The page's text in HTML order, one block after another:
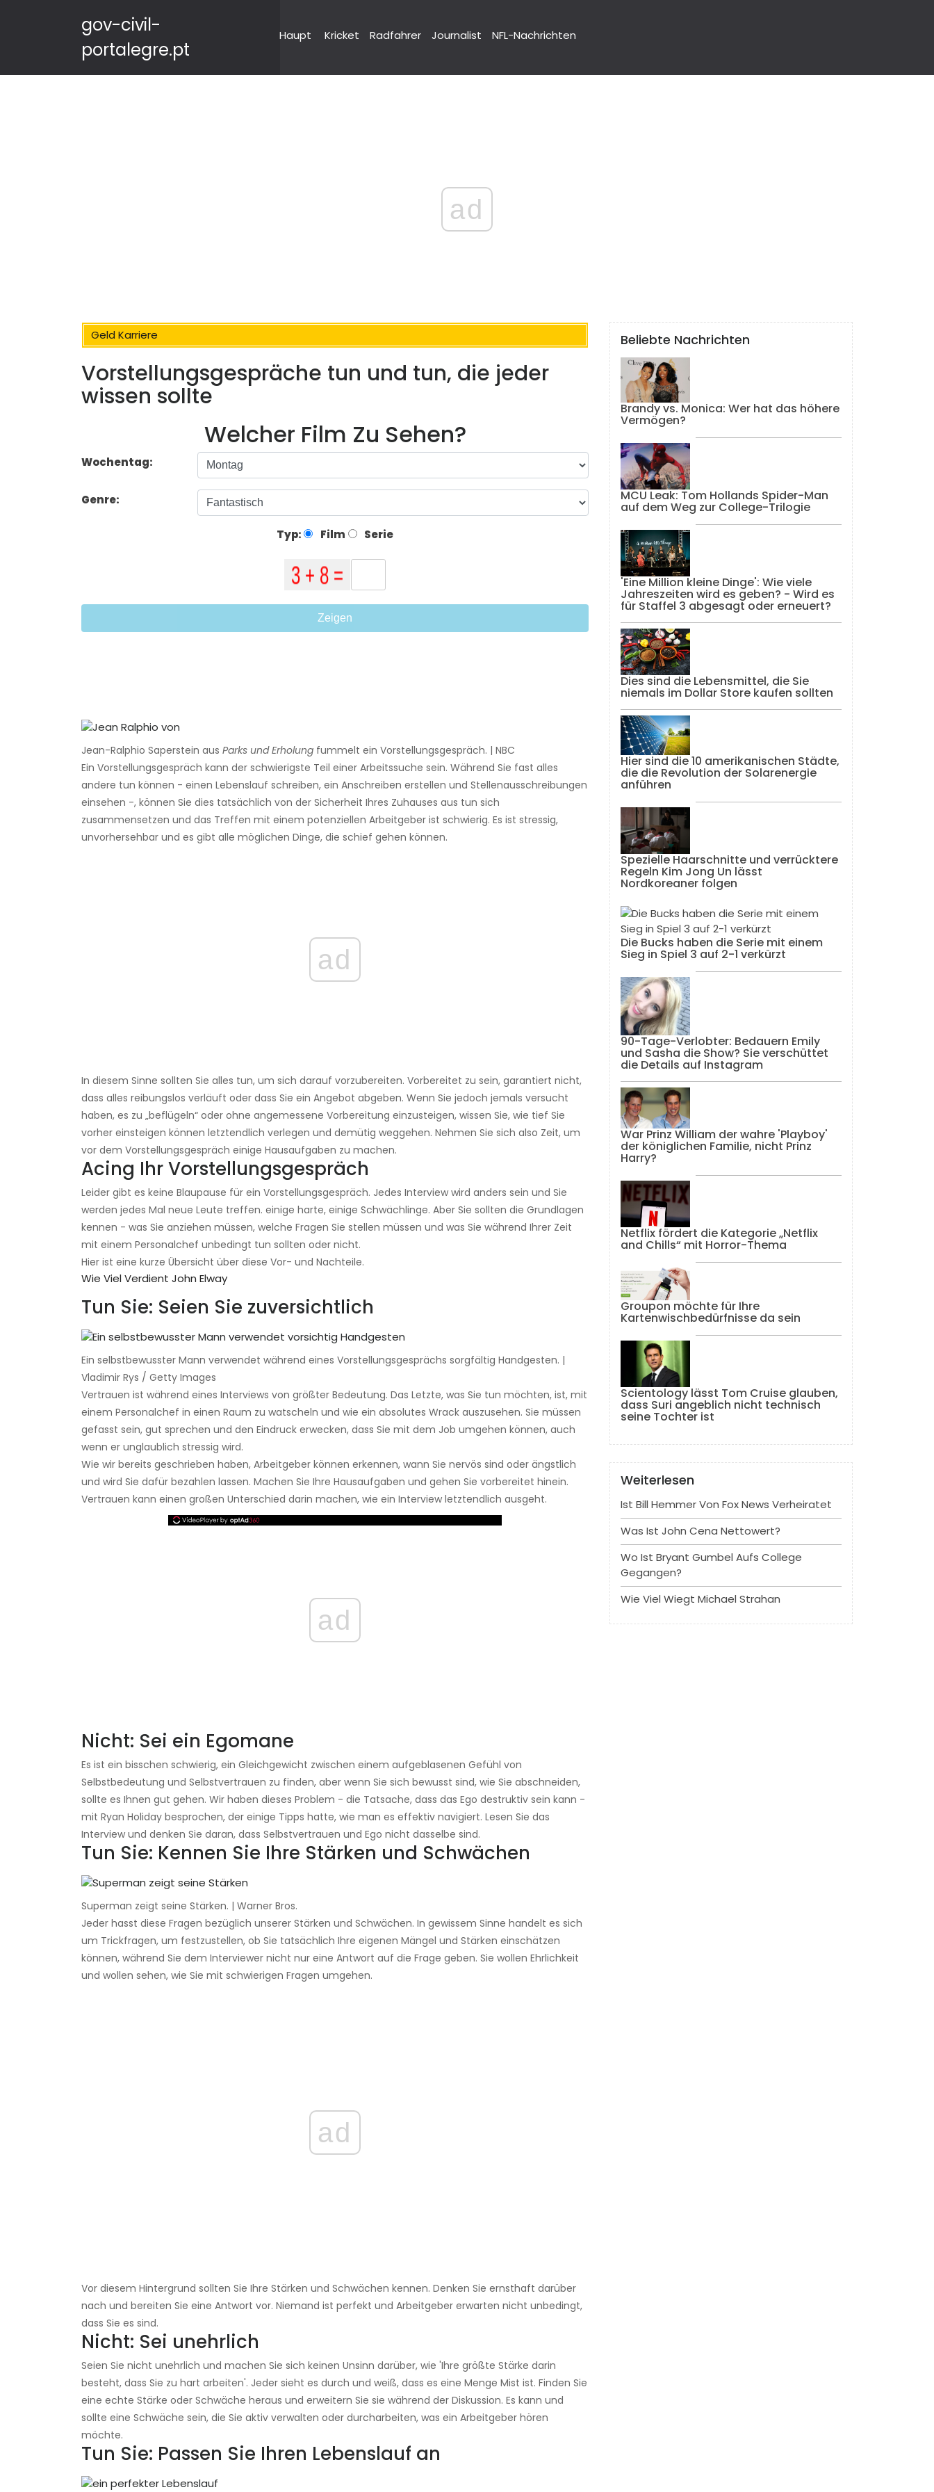
gov-civil-
portalegre.pt
Haupt Kricket Radfahrer Journalist NFL-Nachrichten
ad
Geld Karriere
Vorstellungsgespräche tun und tun, die jeder
wissen sollte
Welcher Film Zu Sehen?
Wochentag:
Genre:
Typ: Film Serie
Zeigen
Jean-Ralphio Saperstein aus Parks und Erholung fummelt ein Vorstellungsgespräch. | NBC
Ein Vorstellungsgespräch kann der schwierigste Teil einer Arbeitssuche sein. Während Sie fast alles
andere tun können - einen Lebenslauf schreiben, ein Anschreiben erstellen und Stellenausschreibungen
einsehen -, können Sie dies tatsächlich von der Sicherheit Ihres Zuhauses aus tun sich
zusammensetzen und das Treffen mit einem potenziellen Arbeitgeber ist schwierig. Es ist stressig,
unvorhersehbar und es gibt alle möglichen Dinge, die schief gehen können.
ad
In diesem Sinne sollten Sie alles tun, um sich darauf vorzubereiten. Vorbereitet zu sein, garantiert nicht,
dass alles reibungslos verläuft oder dass Sie ein Angebot abgeben. Wenn Sie jedoch jemals versucht
haben, es zu „beflügeln“ oder ohne angemessene Vorbereitung einzusteigen, wissen Sie, wie tief Sie
vorher einsteigen können letztendlich verlegen und demütig weggehen. Nehmen Sie sich also Zeit, um
vor dem Vorstellungsgespräch einige Hausaufgaben zu machen.
Acing Ihr Vorstellungsgespräch
Leider gibt es keine Blaupause für ein Vorstellungsgespräch. Jedes Interview wird anders sein und Sie
werden jedes Mal neue Leute treffen. einige harte, einige Schwächlinge. Aber Sie sollten die Grundlagen
kennen - was Sie anziehen müssen, welche Fragen Sie stellen müssen und was Sie während Ihrer Zeit
mit einem Personalchef unbedingt tun sollten oder nicht.
Hier ist eine kurze Übersicht über diese Vor- und Nachteile.
Wie Viel Verdient John Elway
Tun Sie: Seien Sie zuversichtlich
Ein selbstbewusster Mann verwendet während eines Vorstellungsgesprächs sorgfältig Handgesten. |
Vladimir Rys / Getty Images
Vertrauen ist während eines Interviews von größter Bedeutung. Das Letzte, was Sie tun möchten, ist, mit
einem Personalchef in einen Raum zu watscheln und wie ein absolutes Wrack auszusehen. Sie müssen
gefasst sein, gut sprechen und den Eindruck erwecken, dass Sie mit dem Job umgehen können, auch
wenn er unglaublich stressig wird.
Wie wir bereits geschrieben haben, Arbeitgeber können erkennen, wann Sie nervös sind oder ängstlich
und wird Sie dafür bezahlen lassen. Machen Sie Ihre Hausaufgaben und gehen Sie vorbereitet hinein.
Vertrauen kann einen großen Unterschied darin machen, wie ein Interview letztendlich ausgeht.
ad
Nicht: Sei ein Egomane
Es ist ein bisschen schwierig, ein Gleichgewicht zwischen einem aufgeblasenen Gefühl von
Selbstbedeutung und Selbstvertrauen zu finden, aber wenn Sie sich bewusst sind, wie Sie abschneiden,
sollte es Ihnen gut gehen. Wir haben dieses Problem - die Tatsache, dass das Ego destruktiv sein kann -
mit Ryan Holiday besprochen, der einige Tipps hatte, wie man es effektiv navigiert. Lesen Sie das
Interview und denken Sie daran, dass Selbstvertrauen und Ego nicht dasselbe sind.
Tun Sie: Kennen Sie Ihre Stärken und Schwächen
Superman zeigt seine Stärken. | Warner Bros.
Jeder hasst diese Fragen bezüglich unserer Stärken und Schwächen. In gewissem Sinne handelt es sich
um Trickfragen, um festzustellen, ob Sie tatsächlich Ihre eigenen Mängel und Stärken einschätzen
können, während Sie dem Interviewer nicht nur eine Antwort auf die Frage geben. Sie wollen Ehrlichkeit
und wollen sehen, wie Sie mit schwierigen Fragen umgehen.
ad
Vor diesem Hintergrund sollten Sie Ihre Stärken und Schwächen kennen. Denken Sie ernsthaft darüber
nach und bereiten Sie eine Antwort vor. Niemand ist perfekt und Arbeitgeber erwarten nicht unbedingt,
dass Sie es sind.
Nicht: Sei unehrlich
Seien Sie nicht unehrlich und machen Sie sich keinen Unsinn darüber, wie 'Ihre größte Stärke darin
besteht, dass Sie zu hart arbeiten'. Jeder sieht es durch und weiß, dass es eine Menge Mist ist. Finden Sie
eine echte Stärke oder Schwäche heraus und erweitern Sie sie während der Diskussion. Es kann und
sollte eine Schwäche sein, die Sie aktiv verwalten oder durcharbeiten, was ein Arbeitgeber hören
möchte.
Tun Sie: Passen Sie Ihren Lebenslauf an
Beliebte Nachrichten
Brandy vs. Monica: Wer hat das höhere
Vermögen?
MCU Leak: Tom Hollands Spider-Man
auf dem Weg zur College-Trilogie
'Eine Million kleine Dinge': Wie viele
Jahreszeiten wird es geben? - Wird es
für Staffel 3 abgesagt oder erneuert?
Dies sind die Lebensmittel, die Sie
niemals im Dollar Store kaufen sollten
Hier sind die 10 amerikanischen Städte,
die die Revolution der Solarenergie
anführen
Spezielle Haarschnitte und verrücktere
Regeln Kim Jong Un lässt
Nordkoreaner folgen
Die Bucks haben die Serie mit einem
Sieg in Spiel 3 auf 2-1 verkürzt
90-Tage-Verlobter: Bedauern Emily
und Sasha die Show? Sie verschüttet
die Details auf Instagram
War Prinz William der wahre 'Playboy'
der königlichen Familie, nicht Prinz
Harry?
Netflix fördert die Kategorie „Netflix
and Chills“ mit Horror-Thema
Groupon möchte für Ihre
Kartenwischbedürfnisse da sein
Scientology lässt Tom Cruise glauben,
dass Suri angeblich nicht technisch
seine Tochter ist
Weiterlesen
Ist Bill Hemmer Von Fox News Verheiratet
Was Ist John Cena Nettowert?
Wo Ist Bryant Gumbel Aufs College
Gegangen?
Wie Viel Wiegt Michael Strahan